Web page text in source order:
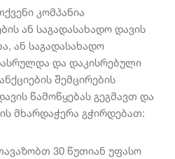
კომპანია
ან საგადასახადო დავის
ან საგადასახადო
და დაკისრებული
შემცირების
წამოწყებას გეგმავთ და
მხარდაჭერა გჭირდებათ:
30 წუთიან უფასო